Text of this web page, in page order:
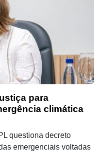
para
climática
questiona decreto
emergenciais voltadas